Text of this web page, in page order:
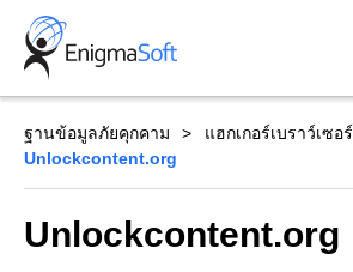
Skip
content
ฐานข้อมูลภัยคุกคาม
แฮกเกอร์เบราว์เซอร์
Unlockcontent.org
Unlockcontent.org